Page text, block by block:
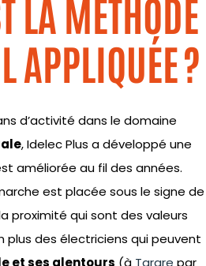
LA MÉTHODE
APPLIQUÉE ?
d’activité dans le domaine
,IdelecPlus a développé une
améliorée au fil des années.
est placée sous le signe de
proximité qui sont des valeurs
plus des électriciens qui peuvent
et ses alentours (à Tarare par